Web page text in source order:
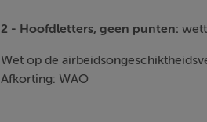
2 - Hoofdletters, geen punten:
Wet op de
Afkorting: WAO